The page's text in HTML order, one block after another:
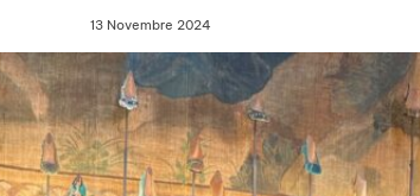
13 Novembre 2024